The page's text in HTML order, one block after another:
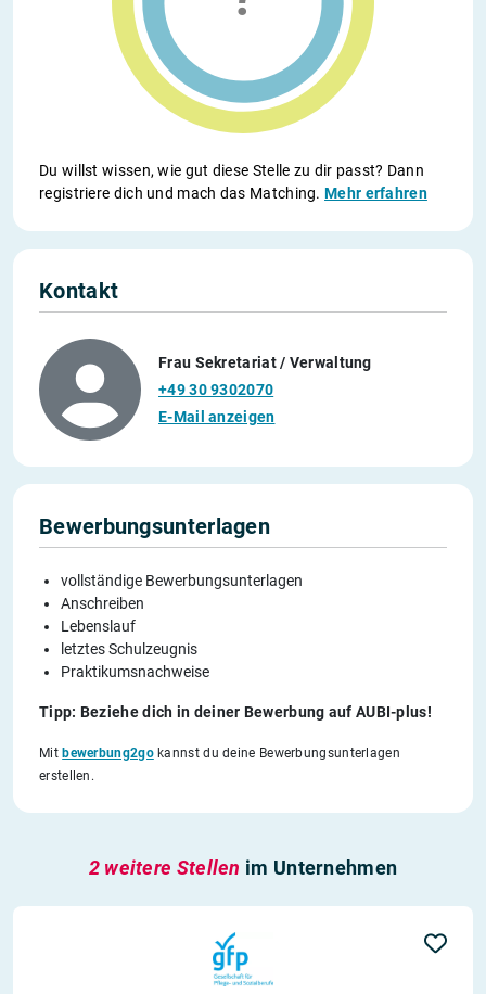
Du willst wissen, wie gut diese Stelle zu dir passt? Dann
registriere dich und mach das Matching.Mehr erfahren
Kontakt
Frau Sekretariat / Verwaltung
+49 30 9302070
E-Mail anzeigen
Bewerbungsunterlagen
vollständige Bewerbungsunterlagen
Anschreiben
Lebenslauf
letztes Schulzeugnis
Praktikumsnachweise
Tipp: Beziehe dich in deiner Bewerbung auf AUBI-plus!
Mit bewerbung2gokannst du deine Bewerbungsunterlagen
erstellen.
2 weitere Stellen im Unternehmen